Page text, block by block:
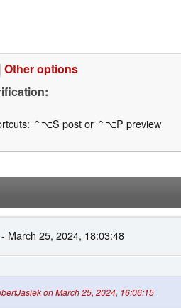
Other options
⌃⌥S post or ⌃⌥P preview
March 25, 2024, 18:03:48
on March 25, 2024, 16:06:15